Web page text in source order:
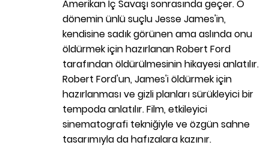
Amerikan İç Savaşı sonrasında geçer. O
dönemin ünlü suçlu Jesse James'in,
kendisine sadık görünen ama aslında onu
öldürmek için hazırlanan Robert Ford
tarafından öldürülmesinin hikayesi anlatılır.
Robert Ford'un, James'i öldürmek için
hazırlanması ve gizli planları sürükleyici bir
tempoda anlatılır. Film, etkileyici
sinematografi tekniğiyle ve özgün sahne
tasarımıyla da hafızalara kazınır.